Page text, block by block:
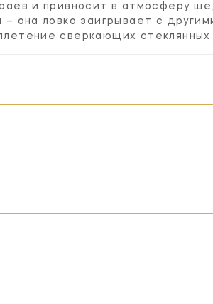
и привносит в атмосферу
– она ловко заигрывает с
сверкающих стеклянных